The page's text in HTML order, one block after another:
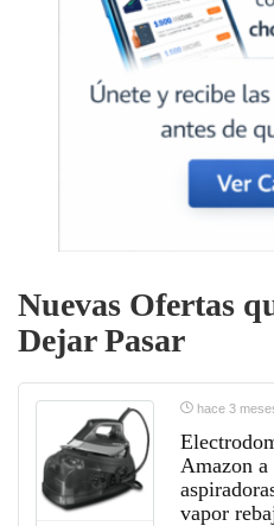
Nuevas Ofertas
Dejar Pasar
hace 3
Amazon
vapor